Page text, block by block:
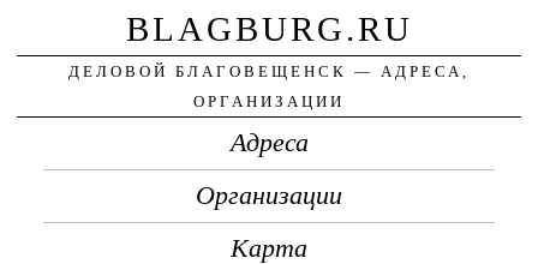
BLAGBURG.RU
ДЕЛОВОЙ БЛАГОВЕЩЕНСК — АДРЕСА,
ОРГАНИЗАЦИИ
Адреса
Организации
Карта